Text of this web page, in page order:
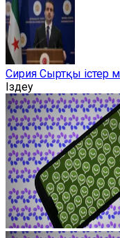
Сирия Сыртқы істер
Іздеу